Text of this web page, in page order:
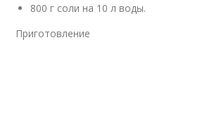
800 г соли на 10 л воды.
Приготовление